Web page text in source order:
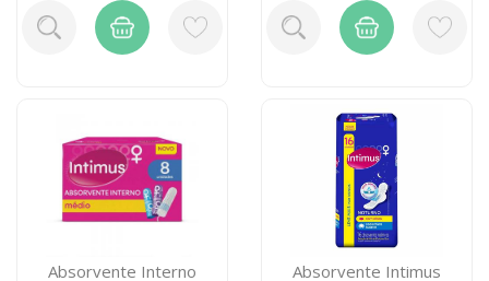
Absorvente Interno
Absorvente Intimus